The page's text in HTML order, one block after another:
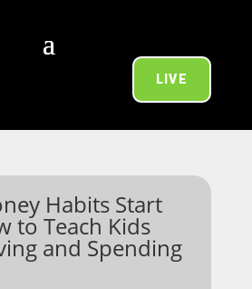
LIVE
Habits Start
to Teach Kids
and Spending